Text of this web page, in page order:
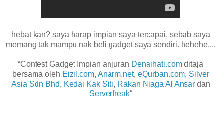
hebat kan? saya harap impian saya tercapai. sebab saya
memang tak mampu nak beli gadget saya sendiri. hehehe....
“Contest Gadget Impian anjuran Denaihati.com ditaja
bersama oleh Eizil.com, Anarm.net, eQurban.com, Silver
Asia Sdn Bhd, Kedai Kak Siti, Rakan Niaga Al Ansardan
Serverfreak“